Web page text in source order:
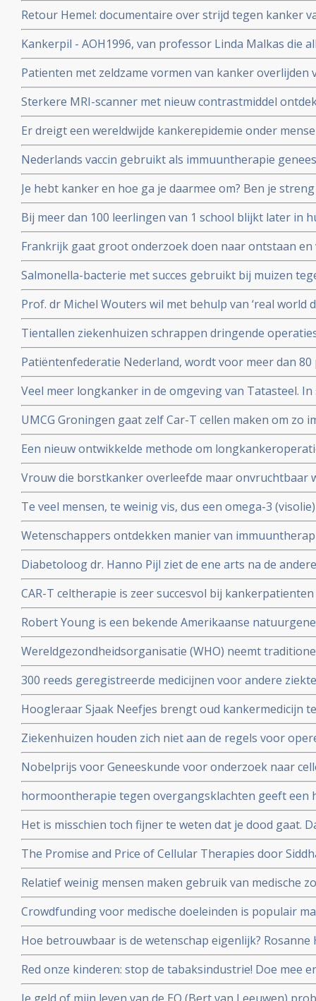
Retour Hemel: documentaire over strijd tegen kanker
prostaatkanker heeft.
Kankerpil - AOH1996, van professor Linda Malkas die
vernietigen is aan eerste patient gegeven in fase I
Patienten met zeldzame vormen van kanker overlijden
diagnose in vergelijking met veel voorkomende
kunnen vinden van gespecialiseerde behandelcentra
Sterkere MRI-scanner met nieuw contrastmiddel
prostaatkanker in lymfklieren tot op 1 mm
aan Radboud universiteit.
Er dreigt een wereldwijde kankerepidemie onder
aantal darmkankerpatienten stijgt enorm blijkt uit
corona vaccins?
Nederlands vaccin gebruikt als immuuntherapie
osteacarcinoom en honden met blaaskanker reageren
richt op het eiwit vimentine
Je hebt kanker en hoe ga je daarmee om? Ben je
anderen die het moeilijk hebben? Kennislink
Bij meer dan 100 leerlingen van 1 school blijkt later in
van een hersentumor voor te komen. Oorzaak is nog
Frankrijk gaat groot onderzoek doen naar ontstaan
endometriose met een nationaal plan van aanpak.
Salmonella-bacterie met succes gebruikt bij muizen
kankers. Blijkt uit onderzoek aan universiteit van
Prof. dr Michel Wouters wil met behulp van ‘real world
behandelprocessen verbeteren en studieresultaten
Tientallen ziekenhuizen schrappen dringende
operaties voor kankerpatienten en
Patiëntenfederatie Nederland, wordt voor meer dan
ministerie van Volksgezondheid en zorgverzekeraars
over hun onafhankelijkheid.
Veel meer longkanker in de omgeving van Tatasteel.
dan 50 procent meer longkanker voor in vergelijking
UMCG Groningen gaat zelf Car-T cellen maken om zo
cellen sneller en goedkoper te geven aan
Een nieuw ontwikkelde methode om
virtualrealitybril blijkt zeer succesvol. Aldus chirurgen
Vrouw die borstkanker overleefde maar onvruchtbaar
chemotherapie krijgt toch baby door ingevroren eitje
toe te passen.
Te veel mensen, te weinig vis, dus een omega-3
gepubliceerd in Nature
Wetenschappers ontdekken manier van
eiwit MR1 die voor alle vormen van kanker toepasbaar
Diabetoloog dr. Hanno Pijl ziet de ene arts na de
Nationaal gezondheidsplan om welvaartsziekten als
stoppen
CAR-T celtherapie is zeer succesvol bij
op te strenge milieueisen, stellen 4 Nederlandse top
Robert Young is een bekende Amerikaanse
boeken over niet toxische middelen en dieet maar
zijn verweer op video voor de Amerikaanse Commissie
Wereldgezondheidsorganisatie (WHO) neemt
TCM waaronder acupunctuur op in de International
Diseases and Related Health Problems (ICD).
300 reeds geregistreerde medicijnen voor andere
Oncology (ReDO) - hebben ook effect bij kanker blijkt
AntiCancer Fund
Hoogleraar Sjaak Neefjes brengt oud kankermedicijn
dit onderwerp in de uitzending van DWDD met Sjaak
Ziekenhuizen houden zich niet aan de regels voor
daarvoor gespecialiseerd ziekenhuis. Honderden
extra risico
Nobelprijs voor Geneeskunde voor onderzoek naar
hormoontherapie tegen overgangsklachten geeft een
werd gedacht. Blijkt uit grote meta-analyse van 58
Het is misschien toch fijner te weten dat je dood gaat.
ging aan longkanker maar blijft toch leven en vertelt
The Promise and Price of Cellular Therapies door
stamceltransplantatie naar CAR-T celtherapie
Relatief weinig mensen maken gebruik van medische
dat dit ook vergoed wordt, zo meldt de Europese
Crowdfunding voor medische doeleinden is populair
en oncologen maken zich zorgen
Hoe betrouwbaar is de wetenschap eigenlijk?
en Job de Vrieze bekijkt het van zijn kant in een
Red onze kinderen: stop de tabaksindustrie! Doe mee
door roken kanker kreeg en haar kinderen en alle